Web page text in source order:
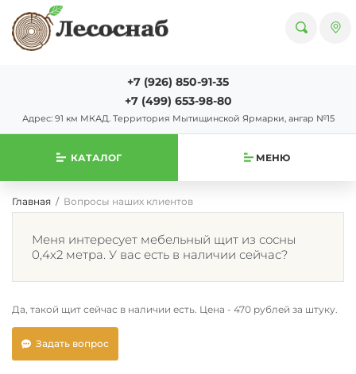
+7 (926) 850-91-35
+7 (499) 653-98-80
Адрес: 91 км МКАД. Территория Мытищинской Ярмарки, ангар №15
КАТАЛОГ МЕНЮ
Главная Вопросы наших клиентов
Меня интересует мебельный щит из сосны
0,4х2 метра. У вас есть в наличии сейчас?
Да, такой щит сейчас в наличии есть. Цена - 470 рублей за штуку.
Задать вопрос